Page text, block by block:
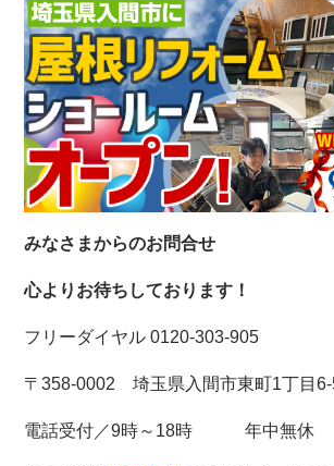
みなさまからのお問合せ
心よりお待ちしております！
フリーダイヤル 0120-303-905
〒358-0002 埼玉県入間市東町1丁目
電話受付／9時～18時 年中無休